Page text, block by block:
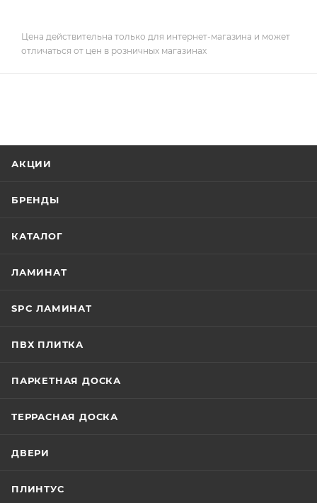
Цена действительна только для интернет-магазина и может
отличаться от цен в розничных магазинах
АКЦИИ
БРЕНДЫ
КАТАЛОГ
ЛАМИНАТ
SPC ЛАМИНАТ
ПВХ ПЛИТКА
ПАРКЕТНАЯ ДОСКА
ТЕРРАСНАЯ ДОСКА
ДВЕРИ
ПЛИНТУС